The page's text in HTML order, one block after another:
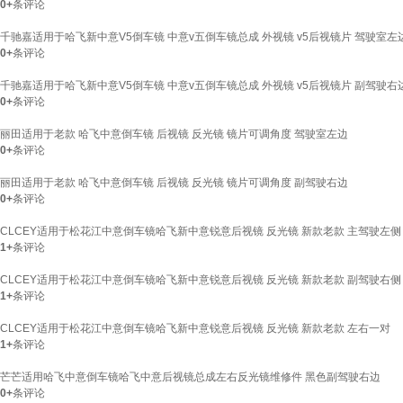
0+条评论
千驰嘉适用于哈飞新中意V5倒车镜 中意v五倒车镜总成 外视镜 v5后视镜片 驾驶室左
0+条评论
千驰嘉适用于哈飞新中意V5倒车镜 中意v五倒车镜总成 外视镜 v5后视镜片 副驾驶右
0+条评论
丽田适用于老款 哈飞中意倒车镜 后视镜 反光镜 镜片可调角度 驾驶室左边
0+条评论
丽田适用于老款 哈飞中意倒车镜 后视镜 反光镜 镜片可调角度 副驾驶右边
0+条评论
CLCEY适用于松花江中意倒车镜哈飞新中意锐意后视镜 反光镜 新款老款 主驾驶左侧
1+条评论
CLCEY适用于松花江中意倒车镜哈飞新中意锐意后视镜 反光镜 新款老款 副驾驶右侧
1+条评论
CLCEY适用于松花江中意倒车镜哈飞新中意锐意后视镜 反光镜 新款老款 左右一对
1+条评论
芒芒适用哈飞中意倒车镜哈飞中意后视镜总成左右反光镜维修件 黑色副驾驶右边
0+条评论